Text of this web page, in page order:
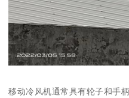
移动冷风机通常具有轮子和手